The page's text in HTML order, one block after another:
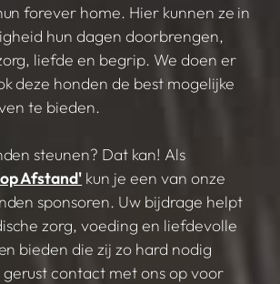
forever home. Hier kunnen ze in
hun dagen doorbrengen,
liefde en begrip. We doen er
deze honden de best mogelijke
te bieden.
steunen? Dat kan! Als
Afstand' kun je een van onze
sponsoren. Uw bijdrage helpt
zorg, voeding en liefdevolle
bieden die zij zo hard nodig
contact met ons op voor